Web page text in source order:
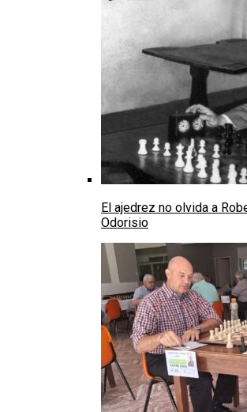
El ajedrez no olvida a
Odorisio